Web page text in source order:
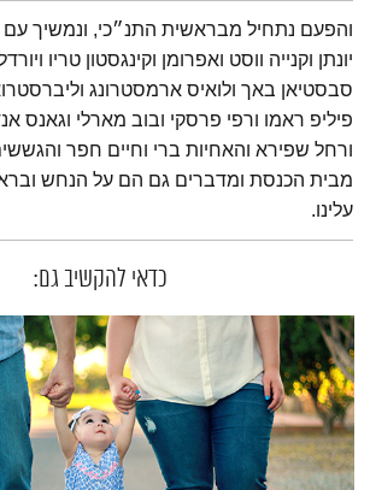
תמצית הפודקאסט
והפעם נתחיל מבראשית התנ״כי, ונמשיך
יונתן וקנייה ווסט ואפרומן וקינגסטון טריו
פיליפ ראמו ורפי פרסקי ובוב מארלי וגאנס
ורחל שפירא והאחיות ברי וחיים חפר
מבית הכנסת ומדברים גם הם על הנחש
עלינו.
כדאי להקשיב גם: